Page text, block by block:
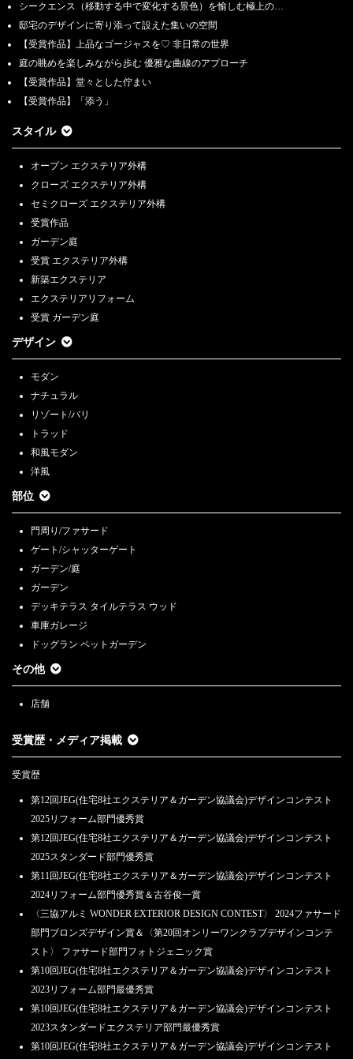
シークエンス（移動する中で変化する景色）を愉しむ極上の…
邸宅のデザインに寄り添って設えた集いの空間
【受賞作品】上品なゴージャスを♡ 非日常の世界
庭の眺めを楽しみながら歩む 優雅な曲線のアプローチ
【受賞作品】堂々とした佇まい
【受賞作品】「添う」
スタイル
オープン エクステリア外構
クローズ エクステリア外構
セミクローズ エクステリア外構
受賞作品
ガーデン庭
受賞 エクステリア外構
新築エクステリア
エクステリアリフォーム
受賞 ガーデン庭
デザイン
モダン
ナチュラル
リゾート/バリ
トラッド
和風モダン
洋風
部位
門周り/ファサード
ゲート/シャッターゲート
ガーデン/庭
ガーデン
デッキテラス タイルテラス ウッド
車庫ガレージ
ドッグラン ペットガーデン
その他
店舗
受賞歴・メディア掲載
受賞歴
第12回JEG(住宅8社エクステリア＆ガーデン協議会)デザインコンテスト
2025リフォーム部門優秀賞
第12回JEG(住宅8社エクステリア＆ガーデン協議会)デザインコンテスト
2025スタンダード部門優秀賞
第11回JEG(住宅8社エクステリア＆ガーデン協議会)デザインコンテスト
2024リフォーム部門優秀賞＆古谷俊一賞
〈三協アルミ WONDER EXTERIOR DESIGN CONTEST〉 2024ファサード
部門ブロンズデザイン賞＆〈第20回オンリーワンクラブデザインコンテ
スト〉 ファサード部門フォトジェニック賞
第10回JEG(住宅8社エクステリア＆ガーデン協議会)デザインコンテスト
2023リフォーム部門最優秀賞
第10回JEG(住宅8社エクステリア＆ガーデン協議会)デザインコンテスト
2023スタンダードエクステリア部門最優秀賞
第10回JEG(住宅8社エクステリア＆ガーデン協議会)デザインコンテスト